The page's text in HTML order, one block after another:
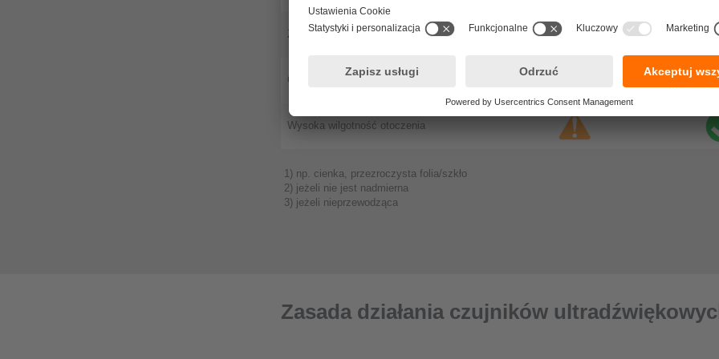
Zanieczyszczenia na czujniku 2
Odporność na światło zewnętrzne
Wysoka wilgotność otoczenia
1) np. cienka, przezroczysta folia/szkło
2) jeżeli nie jest nadmierna
3) jeżeli nieprzewodząca
Zasada działania czujników